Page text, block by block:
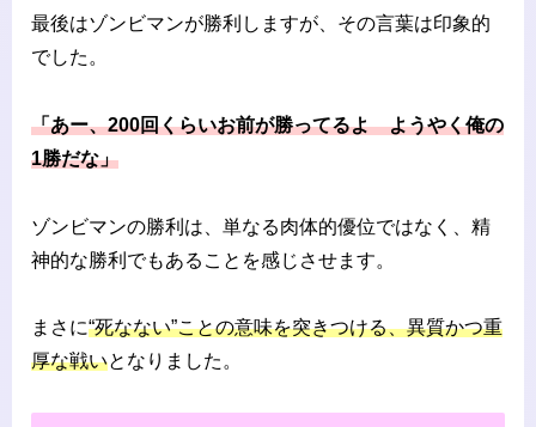
最後はゾンビマンが勝利しますが、その言葉は印象的
でした。
「あー、200回くらいお前が勝ってるよ ようやく俺の
1勝だな」
ゾンビマンの勝利は、単なる肉体的優位ではなく、精
神的な勝利でもあることを感じさせます。
まさに“死なない”ことの意味を突きつける、異質かつ重
厚な戦いとなりました。